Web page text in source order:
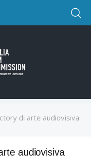
di arte audiovisiva
audiovisiva